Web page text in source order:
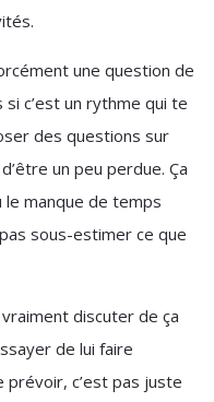
une question de
c’est un rythme qui te
des questions sur
un peu perdue. Ça
le manque de temps
sous-estimer ce que
discuter de ça
de lui faire
c’est pas juste